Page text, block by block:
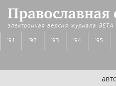
электронная версия журнала BETA
'91 '92 '93 '94 '95